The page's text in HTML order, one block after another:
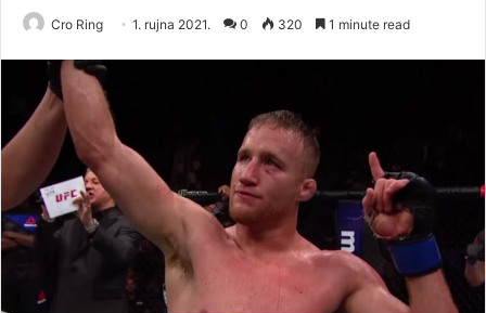
Cro Ring 1. rujna 2021. 0 320 1 minute read